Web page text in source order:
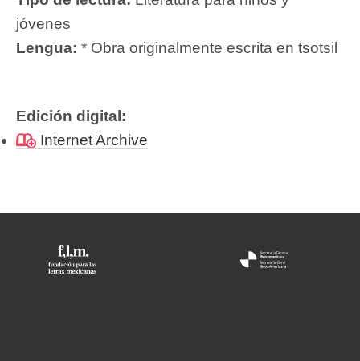
jóvenes
Lengua: * Obra originalmente escrita en tsotsil
Edición digital:
Internet Archive